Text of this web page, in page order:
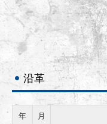
沿革
年 月